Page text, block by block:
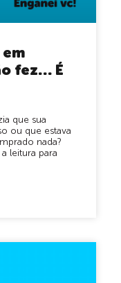
em
fez… É
que sua
ou que estava
nada?
leitura para